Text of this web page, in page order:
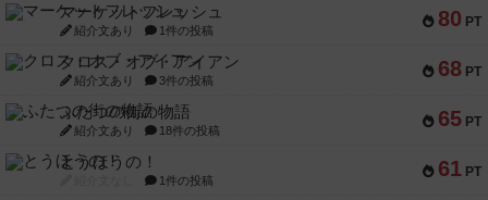
80 PT
マーケットフレッシュ
紹介文あり 1件の投稿
68 PT
クロス・オブ・アイアン
紹介文あり 3件の投稿
65 PT
ふたつの街の物語
紹介文あり 18件の投稿
61 PT
とうほうの！
1件の投稿